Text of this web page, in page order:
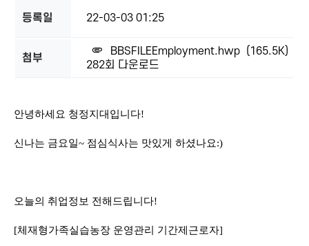
등록일 22-03-03 01:25
첨부
BBSFILEEmployment.hwp (165.5K)
282회 다운로드
안녕하세요 청정지대입니다!
신나는 금요일~ 점심식사는 맛있게 하셨나요:)
오늘의 취업정보 전해드립니다!
[체재형가족실습농장 운영관리 기간제근로자]